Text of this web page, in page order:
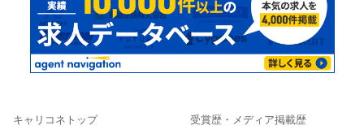
キャリコネトップ 受賞歴・メディア掲載歴